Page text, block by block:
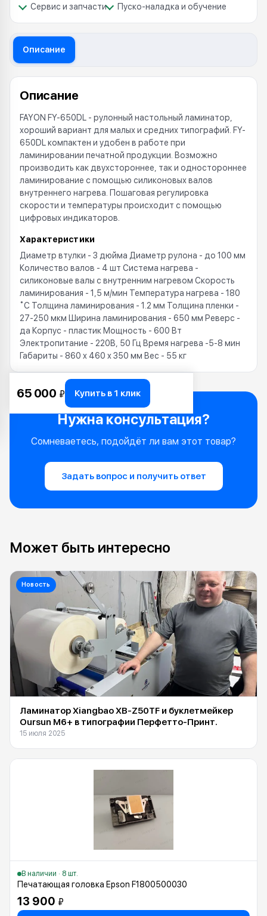
Сервис и запчасти
Пуско-наладка и обучение
Описание
Описание
FAYON FY-650DL - рулонный настольный ламинатор,
хороший вариант для малых и средних типографий. FY-
650DL компактен и удобен в работе при
ламинировании печатной продукции. Возможно
производить как двухстороннее, так и одностороннее
ламинирование с помощью силиконовых валов
внутреннего нагрева. Пошаговая регулировка
скорости и температуры происходит с помощью
цифровых индикаторов.
Характеристики
Диаметр втулки - 3 дюйма Диаметр рулона - до 100 мм
Количество валов - 4 шт Система нагрева -
силиконовые валы с внутренним нагревом Скорость
ламинирования - 1,5 м/мин Температура нагрева - 180
˚С Толщина ламинирования - 1.2 мм Толщина пленки -
27-250 мкм Ширина ламинирования - 650 мм Реверс -
да Корпус - пластик Мощность - 600 Вт
Электропитание - 220В, 50 Гц Время нагрева -5-8 мин
Габариты - 860 x 460 x 350 мм Вес - 55 кг
65 000 ₽ Купить в 1 клик
Нужна консультация?
Сомневаетесь, подойдёт ли вам этот товар?
Задать вопрос и получить ответ
Может быть интересно
Новость
Ламинатор Xiangbao XB-Z50TF и буклетмейкер
Oursun M6+ в типографии Перфетто-Принт.
15 июля 2025
В наличии · 8 шт.
Печатающая головка Epson F1800500030
13 900 ₽